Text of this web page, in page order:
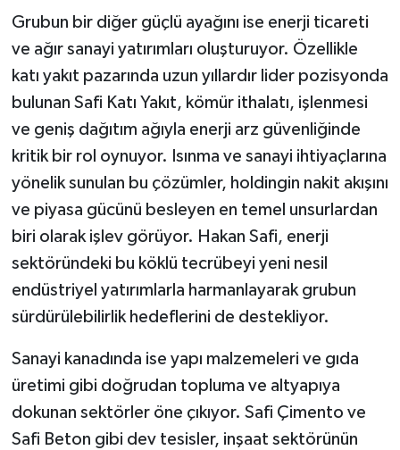
Grubun bir diğer güçlü ayağını ise enerji ticareti
ve ağır sanayi yatırımları oluşturuyor. Özellikle
katı yakıt pazarında uzun yıllardır lider pozisyonda
bulunan Safi Katı Yakıt, kömür ithalatı, işlenmesi
ve geniş dağıtım ağıyla enerji arz güvenliğinde
kritik bir rol oynuyor. Isınma ve sanayi ihtiyaçlarına
yönelik sunulan bu çözümler, holdingin nakit akışını
ve piyasa gücünü besleyen en temel unsurlardan
biri olarak işlev görüyor. Hakan Safi, enerji
sektöründeki bu köklü tecrübeyi yeni nesil
endüstriyel yatırımlarla harmanlayarak grubun
sürdürülebilirlik hedeflerini de destekliyor.
Sanayi kanadında ise yapı malzemeleri ve gıda
üretimi gibi doğrudan topluma ve altyapıya
dokunan sektörler öne çıkıyor. Safi Çimento ve
Safi Beton gibi dev tesisler, inşaat sektörünün